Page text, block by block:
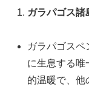
ガラパゴス諸
ガラパゴスペ
に生息する唯
的温暖で、他